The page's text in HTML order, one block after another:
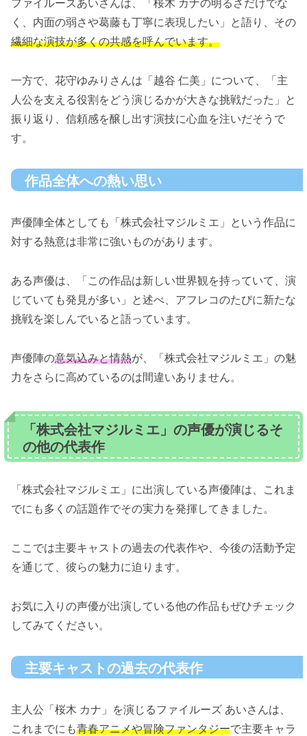
ファイルーズあいさんは、「桜木 カナの明るさだけでな
く、内面の弱さや葛藤も丁寧に表現したい」と語り、その
繊細な演技が多くの共感を呼んでいます。
一方で、花守ゆみりさんは「越谷 仁美」について、「主
人公を支える役割をどう演じるかが大きな挑戦だった」と
振り返り、信頼感を醸し出す演技に心血を注いだそうで
す。
作品全体への熱い思い
声優陣全体としても「株式会社マジルミエ」という作品に
対する熱意は非常に強いものがあります。
ある声優は、「この作品は新しい世界観を持っていて、演
じていても発見が多い」と述べ、アフレコのたびに新たな
挑戦を楽しんでいると語っています。
声優陣の意気込みと情熱が、「株式会社マジルミエ」の魅
力をさらに高めているのは間違いありません。
「株式会社マジルミエ」の声優が演じるそ
の他の代表作
「株式会社マジルミエ」に出演している声優陣は、これま
でにも多くの話題作でその実力を発揮してきました。
ここでは主要キャストの過去の代表作や、今後の活動予定
を通じて、彼らの魅力に迫ります。
お気に入りの声優が出演している他の作品もぜひチェック
してみてください。
主要キャストの過去の代表作
主人公「桜木 カナ」を演じるファイルーズ あいさんは、
これまでにも青春アニメや冒険ファンタジーで主要キャラ